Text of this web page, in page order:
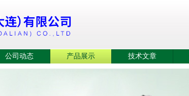
公司动态 产品展示 技术文章